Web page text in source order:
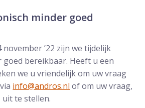
minder goed
november ’22 zijn we tijdelijk
bereikbaar. Heeft u een
we u vriendelijk om uw vraag
info@andros.nl of om uw vraag,
te stellen.